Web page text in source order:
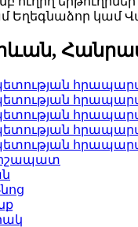
կամ
հրապարակ →
հրապարակ →